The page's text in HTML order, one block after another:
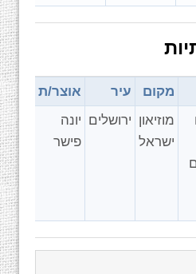
מקום עיר
אוצר/ת
מוזיאון
ישראל
ירושלים יונה
פישר